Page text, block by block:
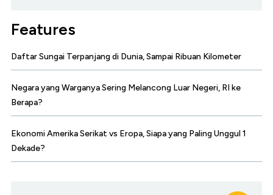
Features
Daftar Sungai Terpanjang di Dunia, Sampai Ribuan Kilometer
Negara yang Warganya Sering Melancong Luar Negeri, RI ke
Berapa?
Ekonomi Amerika Serikat vs Eropa, Siapa yang Paling Unggul 1
Dekade?